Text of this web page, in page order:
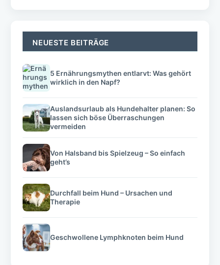
NEUESTE BEITRÄGE
5 Ernährungsmythen entlarvt: Was gehört
wirklich in den Napf?
Auslandsurlaub als Hundehalter planen: So
lassen sich böse Überraschungen
vermeiden
Von Halsband bis Spielzeug – So einfach
geht’s
Durchfall beim Hund – Ursachen und
Therapie
Geschwollene Lymphknoten beim Hund